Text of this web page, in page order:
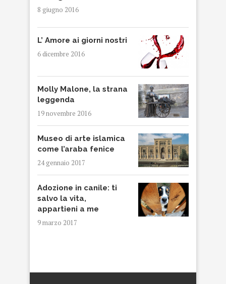
8 giugno 2016
L’ Amore ai giorni nostri
6 dicembre 2016
Molly Malone, la strana
leggenda
19 novembre 2016
Museo di arte islamica
come l’araba fenice
24 gennaio 2017
Adozione in canile: ti
salvo la vita,
appartieni a me
9 marzo 2017